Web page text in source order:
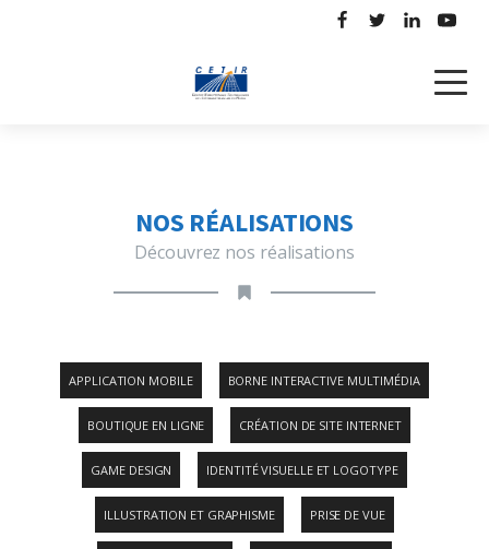
NOS RÉALISATIONS
Découvrez nos réalisations
APPLICATION MOBILE BORNE INTERACTIVE MULTIMÉDIA
BOUTIQUE EN LIGNE CRÉATION DE SITE INTERNET
GAME DESIGN IDENTITÉ VISUELLE ET LOGOTYPE
ILLUSTRATION ET GRAPHISME PRISE DE VUE